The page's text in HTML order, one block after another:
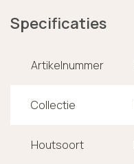
Specificaties
Artikelnummer
Collectie
Houtsoort